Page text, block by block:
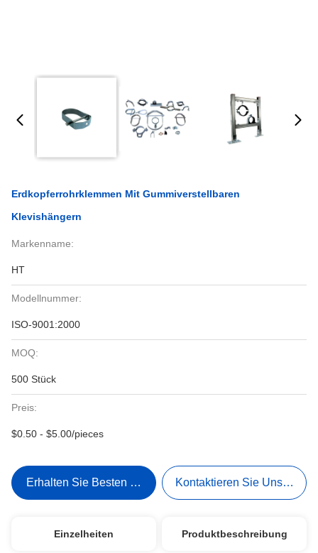
Erdkopferrohrklemmen Mit Gummiverstellbaren
Klevishängern
Markenname:
HT
Modellnummer:
ISO-9001:2000
MOQ:
500 Stück
Preis:
$0.50 - $5.00/pieces
Erhalten Sie Besten Preis Kontaktieren Sie Uns Jetzt
Einzelheiten Produktbeschreibung